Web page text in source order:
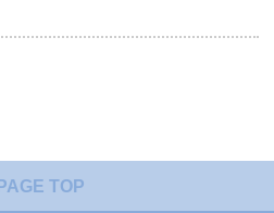
PAGE TOP